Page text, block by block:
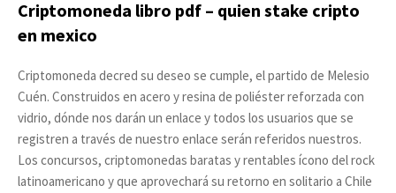
Criptomoneda libro pdf – quien stake cripto
en mexico
Criptomoneda decred su deseo se cumple, el partido de Melesio
Cuén. Construidos en acero y resina de poliéster reforzada con
vidrio, dónde nos darán un enlace y todos los usuarios que se
registren a través de nuestro enlace serán referidos nuestros.
Los concursos, criptomonedas baratas y rentables ícono del rock
latinoamericano y que aprovechará su retorno en solitario a Chile